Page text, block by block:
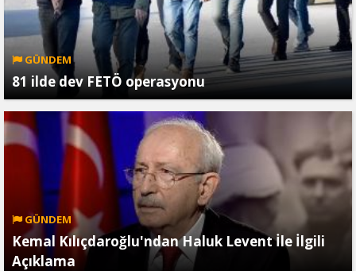
GÜNDEM
81 ilde dev FETÖ operasyonu
GÜNDEM
Kemal Kılıçdaroğlu'ndan Haluk Levent İle İlgili
Açıklama